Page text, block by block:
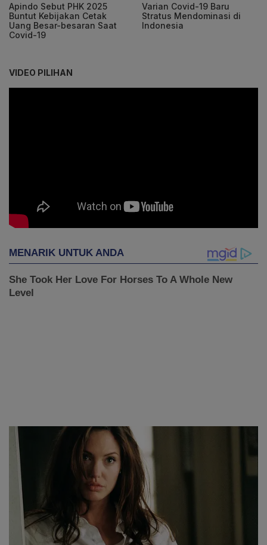
Apindo Sebut PHK 2025
Buntut Kebijakan Cetak
Uang Besar-besaran Saat
Covid-19
Varian Covid-19 Baru
Stratus Mendominasi di
Indonesia
VIDEO PILIHAN